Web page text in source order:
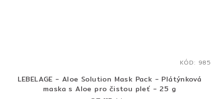
LEBELAGE - Aloe Solution Mask Pack - Plátýnková
maska s Aloe pro čistou pleť - 25 g
KÓD: 985